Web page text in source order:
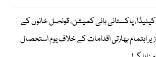
کینیڈا، پاکستانی ہائی کمیشن، قونصل خانوں کے
زیر اہتمام بھارتی اقدامات کے خلاف یوم استحصال